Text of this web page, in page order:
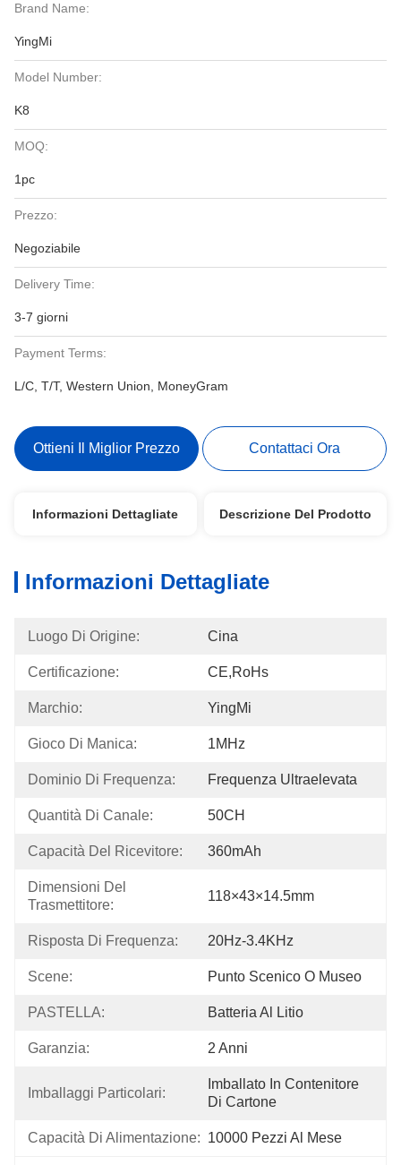
Brand Name:
YingMi
Model Number:
K8
MOQ:
1pc
Prezzo:
Negoziabile
Delivery Time:
3-7 giorni
Payment Terms:
L/C, T/T, Western Union, MoneyGram
Ottieni Il Miglior Prezzo Contattaci Ora
Informazioni Dettagliate Descrizione Del Prodotto
Informazioni Dettagliate
Luogo Di Origine: Cina
Certificazione: CE,RoHs
Marchio: YingMi
Gioco Di Manica: 1MHz
Dominio Di Frequenza: Frequenza Ultraelevata
Quantità Di Canale: 50CH
Capacità Del Ricevitore: 360mAh
Dimensioni Del
Trasmettitore:
118×43×14.5mm
Risposta Di Frequenza: 20Hz-3.4KHz
Scene: Punto Scenico O Museo
PASTELLA: Batteria Al Litio
Garanzia: 2 Anni
Imballaggi Particolari:
Imballato In Contenitore
Di Cartone
Capacità Di Alimentazione: 10000 Pezzi Al Mese